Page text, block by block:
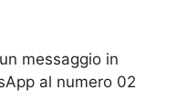
messaggio in
al numero 02